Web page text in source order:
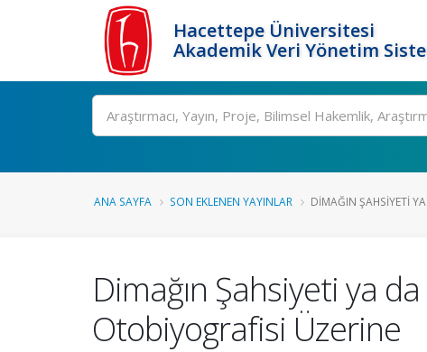
Hacettepe Üniversitesi
Akademik Veri Yönetim
Ara
ANA SAYFA SON EKLENEN YAYINLAR DIMAĞIN ŞAHSIYETI
Dimağın Şahsiyeti ya
Otobiyografisi Üzerine